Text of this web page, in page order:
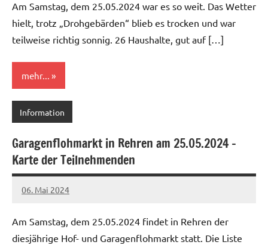
Am Samstag, dem 25.05.2024 war es so weit. Das Wetter
hielt, trotz „Drohgebärden“ blieb es trocken und war
teilweise richtig sonnig. 26 Haushalte, gut auf […]
mehr...
Information
Garagenflohmarkt in Rehren am 25.05.2024 –
Karte der Teilnehmenden
06. Mai 2024
Michael
Am Samstag, dem 25.05.2024 findet in Rehren der
diesjährige Hof- und Garagenflohmarkt statt. Die Liste